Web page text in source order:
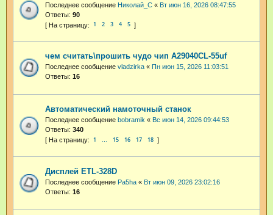
Последнее сообщение Николай_С « Вт июн 16, 2026 08:47:55
Ответы: 90
1 2 3 4 5
чем считать\прошить чудо чип А29040CL-55uf
Последнее сообщение vladzirka « Пн июн 15, 2026 11:03:51
Ответы: 16
Автоматический намоточный станок
Последнее сообщение bobramik « Вс июн 14, 2026 09:44:53
Ответы: 340
1 … 15 16 17 18
Дисплей ETL-328D
Последнее сообщение Pa5ha « Вт июн 09, 2026 23:02:16
Ответы: 16